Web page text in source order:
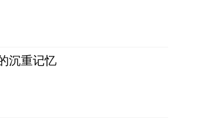
沉重记忆